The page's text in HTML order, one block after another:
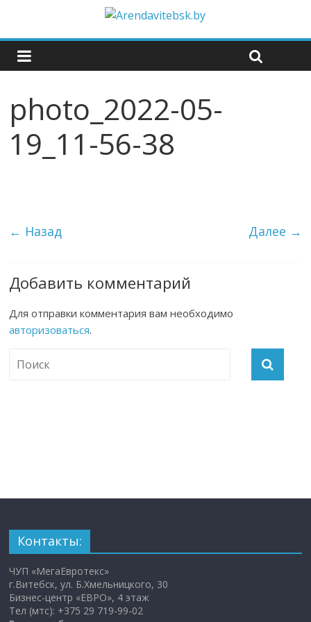
photo_2022-05-
19_11-56-38
← Назад Далее →
Добавить комментарий
Для отправки комментария вам необходимо
авторизоваться.
Контакты:
ЧУП «МегаЕвротекс»
г.Витебск, ул. Б.Хмельницкого, 30
Бизнес-центр «ЕВРО», 4 этаж
Тел (мтс): +375 29 719-99-02